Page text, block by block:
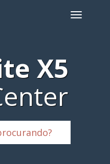
X5